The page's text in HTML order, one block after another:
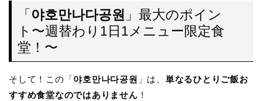
「 야호만나다공원 」最大のポイン
ト〜週替わり1日1メニュー限定食
堂！〜
そして！この 「야호만나다공원 」は、 単なるひとりご飯お
すすめ食堂なのではありません ！